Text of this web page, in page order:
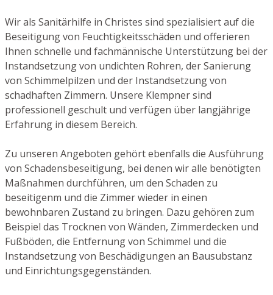
Wir als Sanitärhilfe in Christes sind spezialisiert auf die
Beseitigung von Feuchtigkeitsschäden und offerieren
Ihnen schnelle und fachmännische Unterstützung bei der
Instandsetzung von undichten Rohren, der Sanierung
von Schimmelpilzen und der Instandsetzung von
schadhaften Zimmern. Unsere Klempner sind
professionell geschult und verfügen über langjährige
Erfahrung in diesem Bereich.
Zu unseren Angeboten gehört ebenfalls die Ausführung
von Schadensbeseitigung, bei denen wir alle benötigten
Maßnahmen durchführen, um den Schaden zu
beseitigenm und die Zimmer wieder in einen
bewohnbaren Zustand zu bringen. Dazu gehören zum
Beispiel das Trocknen von Wänden, Zimmerdecken und
Fußböden, die Entfernung von Schimmel und die
Instandsetzung von Beschädigungen an Bausubstanz
und Einrichtungsgegenständen.